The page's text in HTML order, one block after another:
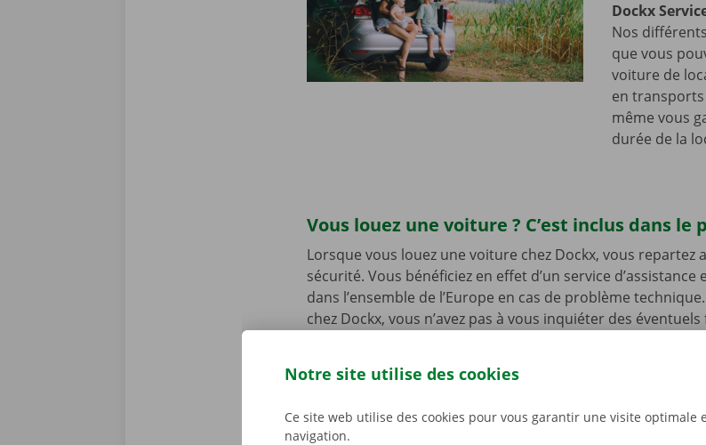
Dockx
Nos
que vous
voiture de
en
même vous
durée de la
Vous louez une voiture ? C’est inclus dans le
Lorsque vous louez une voiture chez Dockx, vous repartez
sécurité. Vous bénéficiez en effet d’un service
dans l’ensemble de l’Europe en cas de problème
chez Dockx, vous n’avez pas à vous inquiéter des
véritables priorités.
Notre site utilise des cookies
Ce site web utilise des cookies pour vous garantir une visite optimale
navigation.